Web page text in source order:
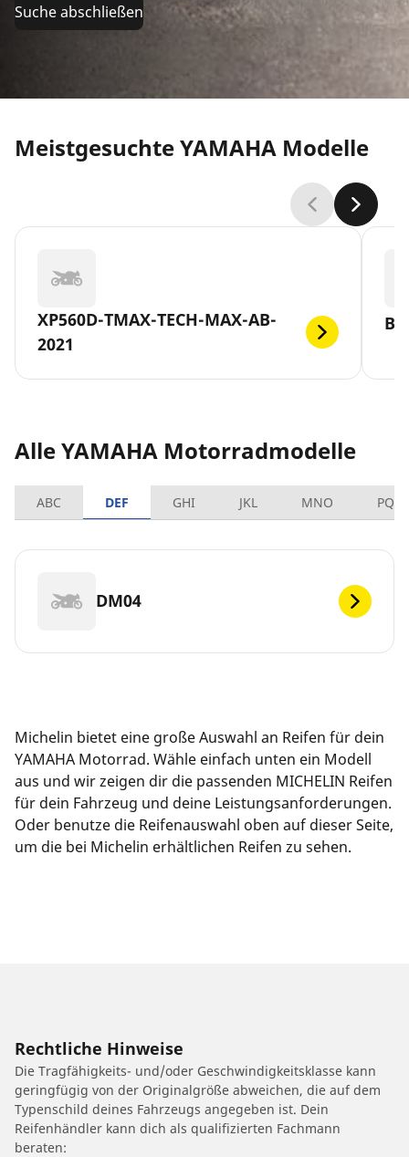
Suche abschließen
Meistgesuchte YAMAHA Modelle
XP560D-TMAX-TECH-MAX-AB-
2021
Alle YAMAHA Motorradmodelle
ABC DEF GHI JKL MNO PQRS
DM04
Michelin bietet eine große Auswahl an Reifen für dein
YAMAHA Motorrad. Wähle einfach unten ein Modell
aus und wir zeigen dir die passenden MICHELIN Reifen
für dein Fahrzeug und deine Leistungsanforderungen.
Oder benutze die Reifenauswahl oben auf dieser Seite,
um die bei Michelin erhältlichen Reifen zu sehen.
Rechtliche Hinweise
Die Tragfähigkeits- und/oder Geschwindigkeitsklasse kann
geringfügig von der Originalgröße abweichen, die auf dem
Typenschild deines Fahrzeugs angegeben ist. Dein
Reifenhändler kann dich als qualifizierten Fachmann
beraten: